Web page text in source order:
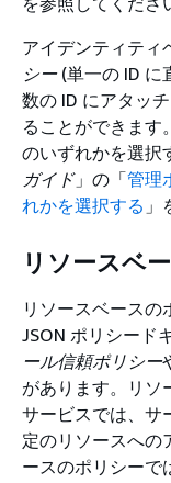
アイデンティティ
シー(単一の ID に
数の ID にアタッ
ることができます
のいずれかを選択
ガイド」の「管理
れかを選択する 」
リソースベ
リソースベースの
JSON ポリシード
ール信頼ポリシー
があります。リソ
サービスでは、サ
定のリソースへの
ースのポリシーで